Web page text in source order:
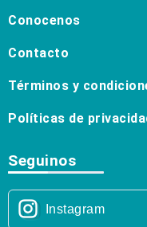
Conocenos
Contacto
Términos y
Políticas de
Seguinos
Instagram